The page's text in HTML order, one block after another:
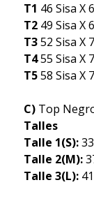
T1 46 Sisa X
T249 Sisa X
T352 Sisa X
T455 Sisa X
T558 Sisa X
C)Top
Talles
Talle 1(S):33
Talle 2(M):
Talle 3(L):41